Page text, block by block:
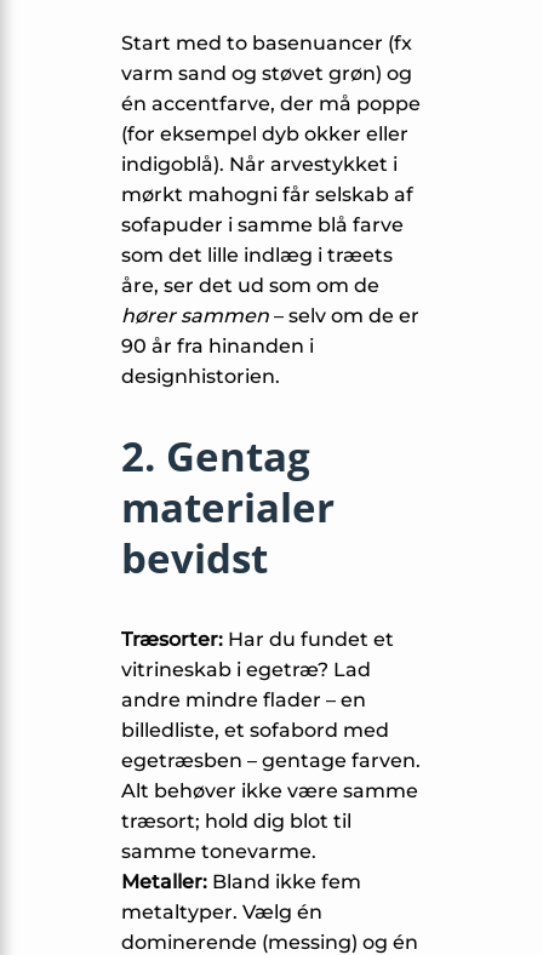
Start med to basenuancer (fx
varm sand og støvet grøn) og
én accentfarve, der må poppe
(for eksempel dyb okker eller
indigoblå). Når arvestykket i
mørkt mahogni får selskab af
sofapuder i samme blå farve
som det lille indlæg i træets
åre, ser det ud som om de
hører sammen – selv om de er
90 år fra hinanden i
designhistorien.
2. Gentag
materialer
bevidst
Træsorter: Har du fundet et
vitrineskab i egetræ? Lad
andre mindre flader – en
billedliste, et sofabord med
egetræsben – gentage farven.
Alt behøver ikke være samme
træsort; hold dig blot til
samme tonevarme.
Metaller: Bland ikke fem
metaltyper. Vælg én
dominerende (messing) og én